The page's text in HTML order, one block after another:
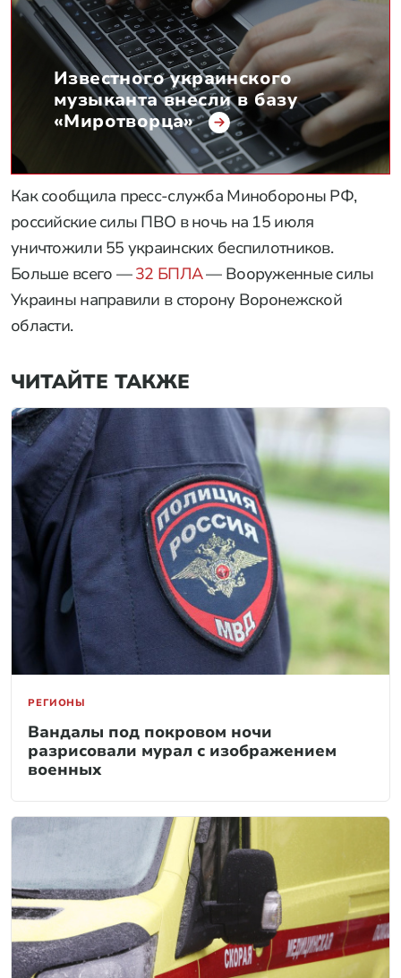
Известного украинского
музыканта внесли в базу
«Миротворца»
Как сообщила пресс-служба Минобороны РФ,
российские силы ПВО в ночь на 15 июля
уничтожили 55 украинских беспилотников.
Больше всего —32 БПЛА— Вооруженные силы
Украины направили в сторону Воронежской
области.
ЧИТАЙТЕ ТАКЖЕ
РЕГИОНЫ
Вандалы под покровом ночи
разрисовали мурал с изображением
военных